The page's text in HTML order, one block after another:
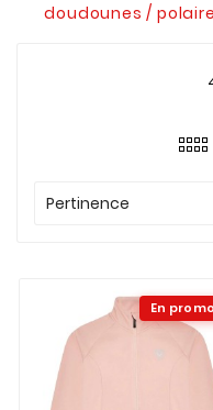
doudounes /
Pertinence
En promo